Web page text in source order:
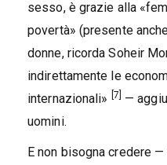
sesso, è grazie alla
povertà» (presente
donne, ricorda Soheir
indirettamente le
internazionali»
[7]
—
uomini.
E non bisogna credere